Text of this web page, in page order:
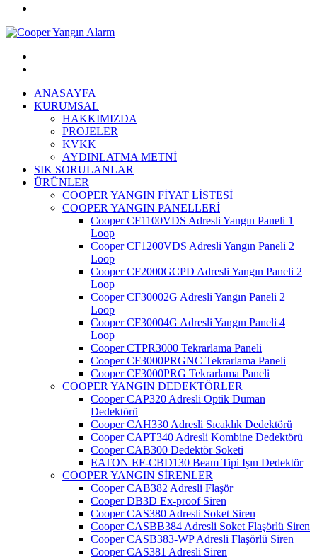
ANASAYFA
KURUMSAL
HAKKIMIZDA
PROJELER
KVKK
AYDINLATMA METNİ
SIK SORULANLAR
ÜRÜNLER
COOPER YANGIN FİYAT LİSTESİ
COOPER YANGIN PANELLERİ
Cooper CF1100VDS Adresli Yangın Paneli 1
Loop
Cooper CF1200VDS Adresli Yangın Paneli 2
Loop
Cooper CF2000GCPD Adresli Yangın Paneli 2
Loop
Cooper CF30002G Adresli Yangın Paneli 2
Loop
Cooper CF30004G Adresli Yangın Paneli 4
Loop
Cooper CTPR3000 Tekrarlama Paneli
Cooper CF3000PRGNC Tekrarlama Paneli
Cooper CF3000PRG Tekrarlama Paneli
COOPER YANGIN DEDEKTÖRLER
Cooper CAP320 Adresli Optik Duman
Dedektörü
Cooper CAH330 Adresli Sıcaklık Dedektörü
Cooper CAPT340 Adresli Kombine Dedektörü
Cooper CAB300 Dedektör Soketi
EATON EF-CBD130 Beam Tipi Işın Dedektör
COOPER YANGIN SİRENLER
Cooper CAB382 Adresli Flaşör
Cooper DB3D Ex-proof Siren
Cooper CAS380 Adresli Soket Siren
Cooper CASBB384 Adresli Soket Flaşörlü Siren
Cooper CASB383-WP Adresli Flaşörlü Siren
Cooper CAS381 Adresli Siren